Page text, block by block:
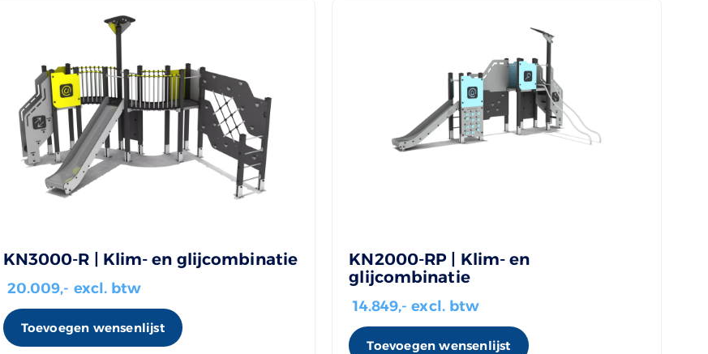
KN3000-R | Klim- en glijcombinatie
20.009,- excl. btw
Toevoegen wensenlijst
KN2000-RP | Klim- en
glijcombinatie
14.849,- excl. btw
Toevoegen wensenlijst